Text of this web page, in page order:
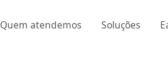
Quem atendemos Soluções